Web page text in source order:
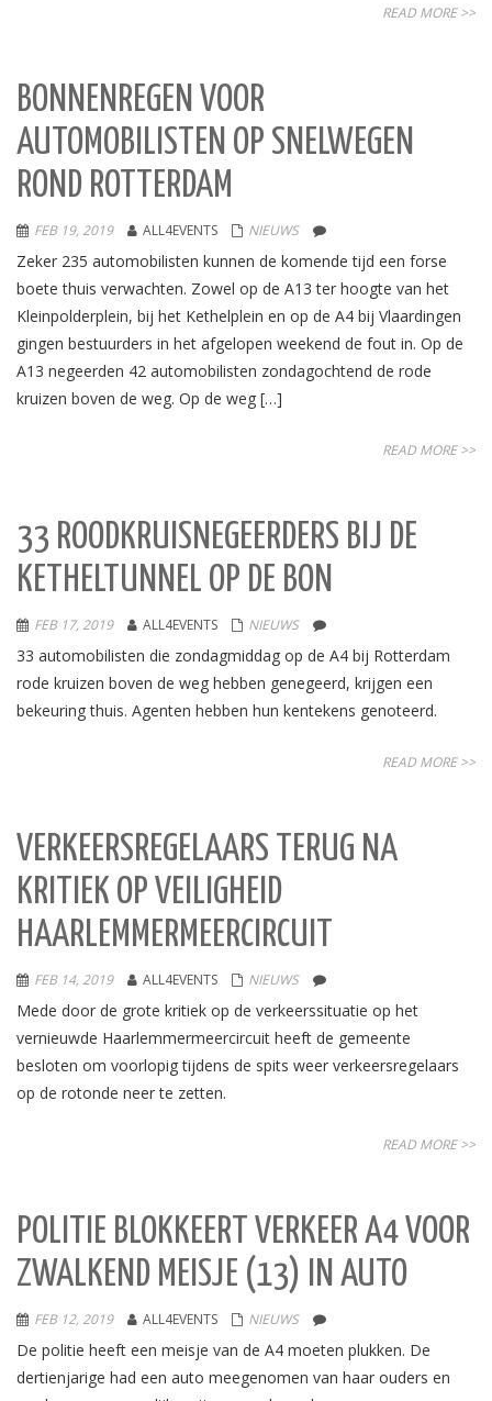
READ MORE >>
BONNENREGEN VOOR
AUTOMOBILISTEN OP SNELWEGEN
ROND ROTTERDAM
FEB 19, 2019 ALL4EVENTS NIEUWS
Zeker 235 automobilisten kunnen de komende tijd een forse
boete thuis verwachten. Zowel op de A13 ter hoogte van het
Kleinpolderplein, bij het Kethelplein en op de A4 bij Vlaardingen
gingen bestuurders in het afgelopen weekend de fout in. Op de
A13 negeerden 42 automobilisten zondagochtend de rode
kruizen boven de weg. Op de weg […]
READ MORE >>
33 ROODKRUISNEGEERDERS BIJ DE
KETHELTUNNEL OP DE BON
FEB 17, 2019 ALL4EVENTS NIEUWS
33 automobilisten die zondagmiddag op de A4 bij Rotterdam
rode kruizen boven de weg hebben genegeerd, krijgen een
bekeuring thuis. Agenten hebben hun kentekens genoteerd.
READ MORE >>
VERKEERSREGELAARS TERUG NA
KRITIEK OP VEILIGHEID
HAARLEMMERMEERCIRCUIT
FEB 14, 2019 ALL4EVENTS NIEUWS
Mede door de grote kritiek op de verkeerssituatie op het
vernieuwde Haarlemmermeercircuit heeft de gemeente
besloten om voorlopig tijdens de spits weer verkeersregelaars
op de rotonde neer te zetten.
READ MORE >>
POLITIE BLOKKEERT VERKEER A4 VOOR
ZWALKEND MEISJE (13) IN AUTO
FEB 12, 2019 ALL4EVENTS NIEUWS
De politie heeft een meisje van de A4 moeten plukken. De
dertienjarige had een auto meegenomen van haar ouders en